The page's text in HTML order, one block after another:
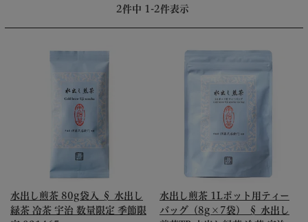
2件中 1 -2件表示
水出し煎茶 80g袋入 § 水出し
緑茶 冷茶 宇治 数量限定 季節限
水出し煎茶 1Lポット用ティー
バッグ（8g×7袋） § 水出し